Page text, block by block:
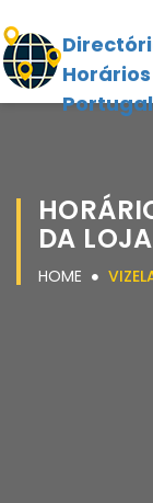
Portugal
DA
HOME